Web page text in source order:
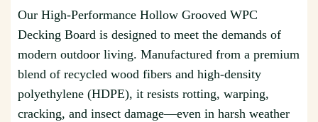
Our High-Performance Hollow Grooved WPC
Decking Board is designed to meet the demands of
modern outdoor living. Manufactured from a premium
blend of recycled wood fibers and high-density
polyethylene (HDPE), it resists rotting, warping,
cracking, and insect damage—even in harsh weather